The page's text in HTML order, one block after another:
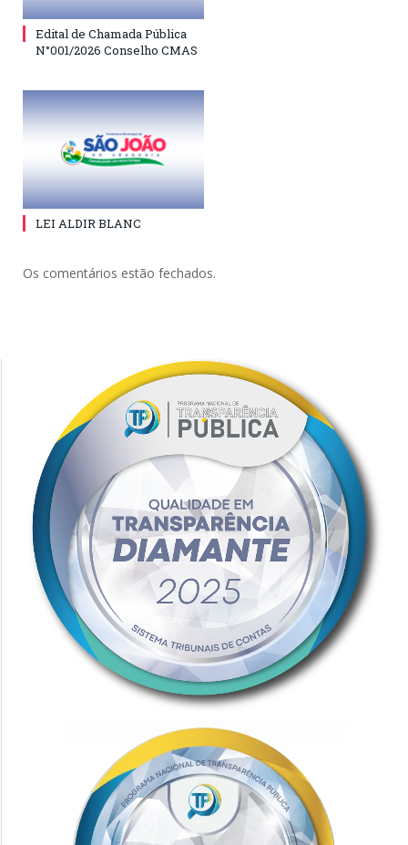
Edital de Chamada Pública
N°001/2026 Conselho CMAS
LEI ALDIR BLANC
Os comentários estão fechados.